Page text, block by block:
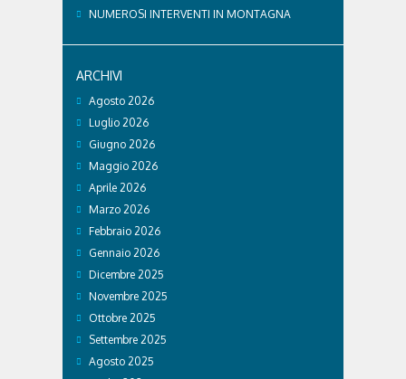
NUMEROSI INTERVENTI IN MONTAGNA
ARCHIVI
Agosto 2026
Luglio 2026
Giugno 2026
Maggio 2026
Aprile 2026
Marzo 2026
Febbraio 2026
Gennaio 2026
Dicembre 2025
Novembre 2025
Ottobre 2025
Settembre 2025
Agosto 2025